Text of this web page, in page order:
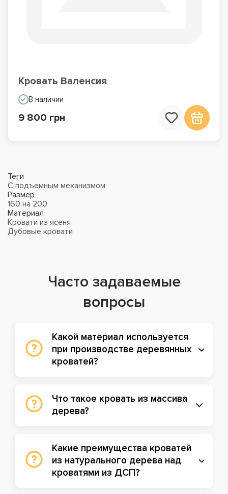
Кровать Валенсия
В наличии
9 800 грн
Теги
С подъемным механизмом
Размер
160 на 200
Материал
Кровати из ясеня
Дубовые кровати
Часто задаваемые
вопросы
Какой материал используется
при производстве деревянных
кроватей?
Что такое кровать из массива
дерева?
Какие преимущества кроватей
из натурального дерева над
кроватями из ДСП?